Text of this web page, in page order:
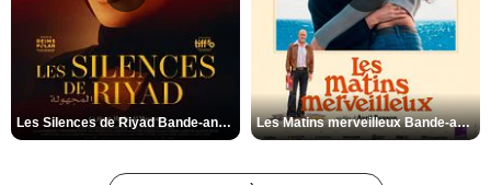
Les Silences de Riyad Bande-annonce VO STFR Les Matins merveilleux Bande-annonce VF